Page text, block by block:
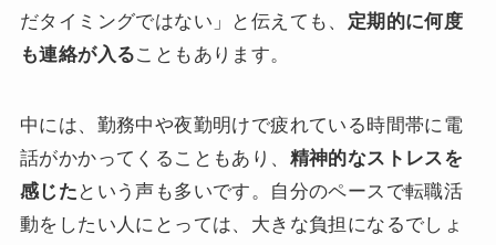
だタイミングではない」と伝えても、 定期的に何度
も連絡が入ることもあります。
中には、勤務中や夜勤明けで疲れている時間帯に電
話がかかってくることもあり、 精神的なストレスを
感じた という声も多いです。自分のペースで転職活
動をしたい人にとっては、大きな負担になるでしょ